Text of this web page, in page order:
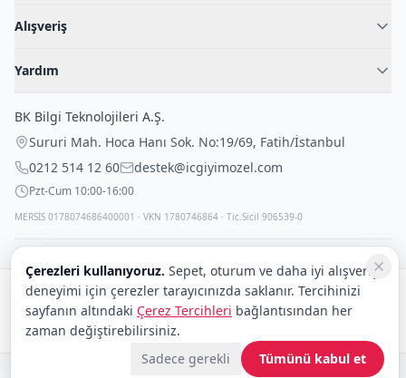
Blog
İç Giyim Rehberi
Alışveriş
Fantazi İç Giyim
Çocuk İç Giyim
Outlet Fırsatları
Yardım
İade Politikası
Gizli Paketleme
BK Bilgi Teknolojileri A.Ş.
Sururi Mah. Hoca Hanı Sok. No:19/69, Fatih/İstanbul
0212 514 12 60
destek@icgiyimozel.com
Pzt-Cum 10:00-16:00
MERSİS 0178074686400001 · VKN 1780746864 · Tic.Sicil 906539-0
Güvenli alışveriş:
Kargo:
© 2008–2026 BK Bilgi Teknolojileri ve Ticaret A.Ş.
Çerezleri kullanıyoruz. Sepet, oturum ve daha iyi alışveriş
deneyimi için çerezler tarayıcınızda saklanır. Tercihinizi
sayfanın altındaki Çerez Tercihleri bağlantısından her
zaman değiştirebilirsiniz.
Sadece gerekli
Tümünü kabul et